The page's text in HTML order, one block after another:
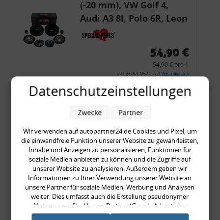
(-20 mm), VW Golf 4,
Audi A3 8l, Polo 6R, Leon
54,90 €
54,90 € pro 1
inkl. gesetzl. MwSt., zzgl. Versandkosten
Merkzettel
Zum Artikel
Rückleuchtenband mit
Blinker, rot, US-Ecken,
Audi 80 Cabrio, Typ 89,
OE-Nr.: 8G0945225 +
8G0945225C
999,99 €
Datenschutzeinstellungen
Wir verwenden auf autopartner24.de Cookies und Pixel, um
die einwandfreie Funktion unserer Website zu gewährleisten,
Inhalte und Anzeigen zu personalisieren, Funktionen für
soziale Medien anbieten zu können und die Zugriffe auf
unserer Website zu analysieren. Außerdem geben wir
Informationen zu Ihrer Verwendung unserer Website an
unsere Partner für soziale Medien, Werbung und Analysen
weiter. Dies umfasst auch die Erstellung pseudonymer
Nutzungsprofile. Unsere Partner (Google Advertising
Products) führen diese Informationen möglicherweise mit
Zwecke Partner